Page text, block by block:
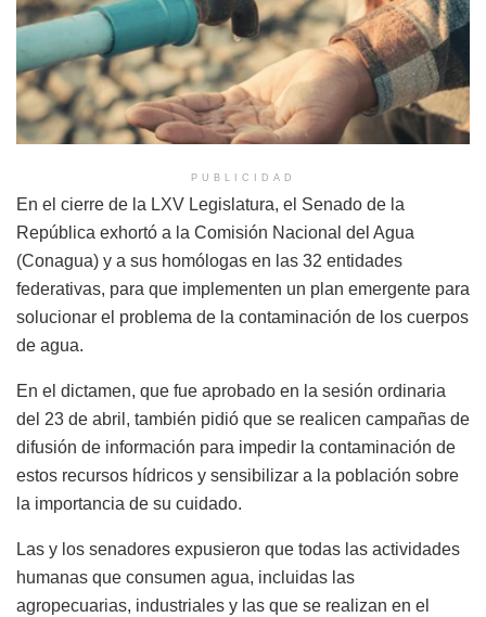
PUBLICIDAD
En el cierre de la LXV Legislatura, el Senado de la
República exhortó a la Comisión Nacional del Agua
(Conagua) y a sus homólogas en las 32 entidades
federativas, para que implementen un plan emergente para
solucionar el problema de la contaminación de los cuerpos
de agua.
En el dictamen, que fue aprobado en la sesión ordinaria
del 23 de abril, también pidió que se realicen campañas de
difusión de información para impedir la contaminación de
estos recursos hídricos y sensibilizar a la población sobre
la importancia de su cuidado.
Las y los senadores expusieron que todas las actividades
humanas que consumen agua, incluidas las
agropecuarias, industriales y las que se realizan en el